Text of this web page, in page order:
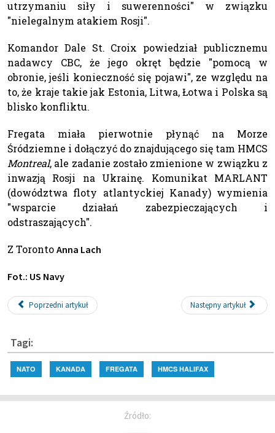
utrzymaniu siły i suwerenności" w związku
"nielegalnym atakiem Rosji".
Komandor Dale St. Croix powiedział publicznemu
nadawcy CBC, że jego okręt będzie "pomocą w
obronie, jeśli konieczność się pojawi", ze względu na
to, że kraje takie jak Estonia, Litwa, Łotwa i Polska są
blisko konfliktu.
Fregata miała pierwotnie płynąć na Morze
Śródziemne i dołączyć do znajdującego się tam HMCS
Montreal, ale zadanie zostało zmienione w związku z
inwazją Rosji na Ukrainę. Komunikat MARLANT
(dowództwa floty atlantyckiej Kanady) wymienia
"wsparcie działań zabezpieczających i
odstraszających".
Z Toronto Anna Lach
Fot.: US Navy
Poprzedni artykuł Następny artykuł
Tagi:
NATO KANADA FREGATA HMCS HALIFAX
Źródło: